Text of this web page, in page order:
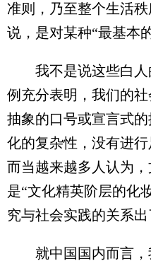
准则，乃至整个生活
说，是对某种“最基本
我不是说这些白人
例充分表明，我们的
抽象的口号或宣言式
化的复杂性，没有进行
而当越来越多人认为
是“文化精英阶层的化
究与社会实践的关系出
就中国国内而言，